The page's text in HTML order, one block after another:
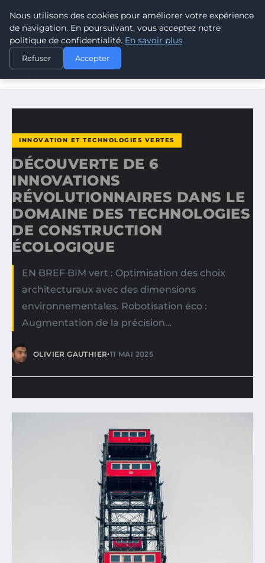
CLIMATE GUARDIAN
ACCUEIL
INNOVATION ET TECHNOLOGIES VERTES
DÉCOUVERTE DE 6 INNOVATIONS RÉVOLUTIONNAIRES
INNOVATION ET TECHNOLOGIES VERTES
DÉCOUVERTE DE 6
INNOVATIONS
RÉVOLUTIONNAIRES DANS LE
DOMAINE DES TECHNOLOGIES
DE CONSTRUCTION
ÉCOLOGIQUE
EN BREF BIM vert : Optimisation des choix
architecturaux avec des dimensions
environnementales. Robotisation éco :
Augmentation de la précision…
OLIVIER GAUTHIER•11 MAI 2025
Nous utilisons des cookies pour améliorer votre expérience
de navigation. En poursuivant, vous acceptez notre
politique de confidentialité. En savoir plus
Refuser Accepter